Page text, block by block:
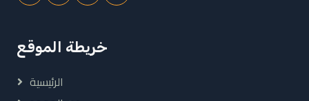
خريطة الموقع
الرئيسية